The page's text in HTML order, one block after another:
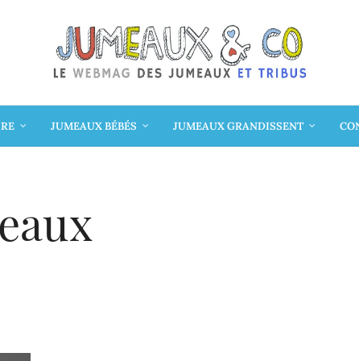
JUMEAUX BÉBÉS JUMEAUX GRANDISSENT